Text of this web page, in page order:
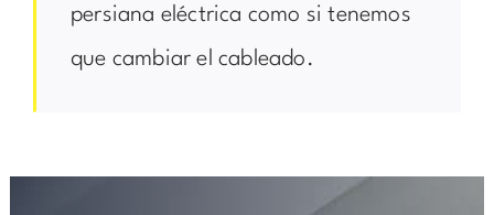
persiana eléctrica como si tenemos
que cambiar el cableado.